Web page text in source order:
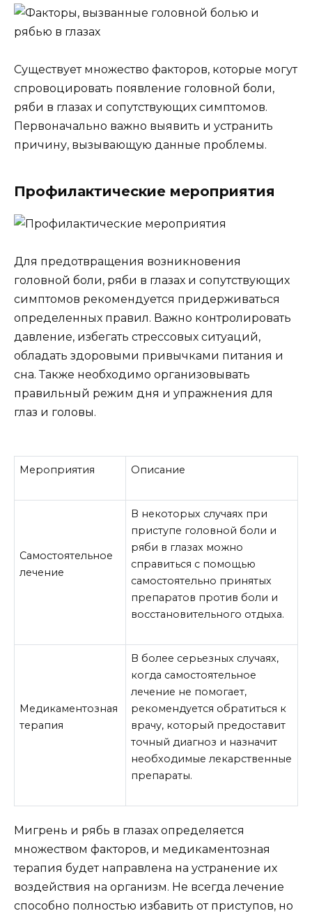
Существует множество факторов, которые могут
спровоцировать появление головной боли,
ряби в глазах и сопутствующих симптомов.
Первоначально важно выявить и устранить
причину, вызывающую данные проблемы.
Профилактические мероприятия
Для предотвращения возникновения
головной боли, ряби в глазах и сопутствующих
симптомов рекомендуется придерживаться
определенных правил. Важно контролировать
давление, избегать стрессовых ситуаций,
обладать здоровыми привычками питания и
сна. Также необходимо организовывать
правильный режим дня и упражнения для
глаз и головы.
Мероприятия Описание
Самостоятельное
лечение
В некоторых случаях при
приступе головной боли и
ряби в глазах можно
справиться с помощью
самостоятельно принятых
препаратов против боли и
восстановительного отдыха.
Медикаментозная
терапия
В более серьезных случаях,
когда самостоятельное
лечение не помогает,
рекомендуется обратиться к
врачу, который предоставит
точный диагноз и назначит
необходимые лекарственные
препараты.
Мигрень и рябь в глазах определяется
множеством факторов, и медикаментозная
терапия будет направлена на устранение их
воздействия на организм. Не всегда лечение
способно полностью избавить от приступов, но